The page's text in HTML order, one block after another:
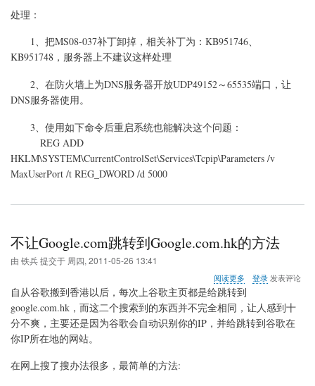
UDP
处理：
1、把MS08-037补丁卸掉，相关补丁为：KB951746、
KB951748，服务器上不建议这样处理
2、在防火墙上为DNS服务器开放UDP49152～65535端口，让
DNS服务器使用。
3、使用如下命令后重启系统也能解决这个问题：
REG ADD
HKLM\SYSTEM\CurrentControlSet\Services\Tcpip\Parameters /v
MaxUserPort /t REG_DWORD /d 5000
不让Google.com跳转到Google.com.hk的方法
由 铁兵提交于 周四, 2011-05-26 13:41
阅读更多
于
不
让
Google.com
登录发表评论
自从谷歌搬到香港以后，每次上谷歌主页都是给跳转到
google.com.hk，而这二个搜索到的东西并不完全相同，让人感到十
分不爽，主要还是因为谷歌会自动识别你的IP，并给跳转到谷歌在
你IP所在地的网站。
在网上搜了搜办法很多，最简单的方法: